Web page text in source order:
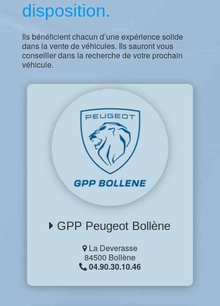
disposition.
Ils bénéficient chacun d’une expérience solide
dans la vente de véhicules. Ils sauront vous
conseiller dans la recherche de votre prochain
véhicule.
GPP Peugeot Bollène
La Deverasse
84500 Bollène
04.90.30.10.46